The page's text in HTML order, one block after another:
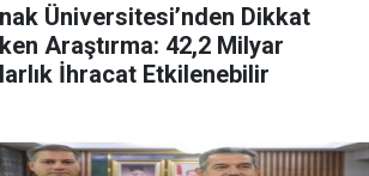
Üniversitesi’nden Dikkat
Araştırma: 42,2 Milyar
İhracat Etkilenebilir